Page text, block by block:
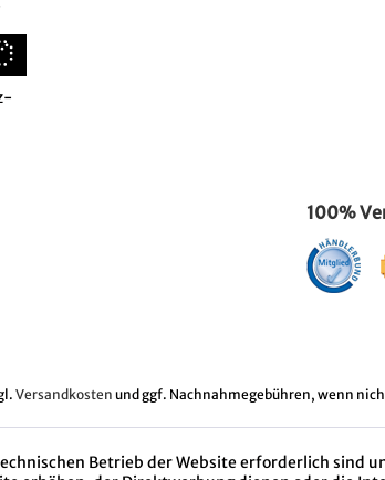
100%
Versandkosten und ggf. Nachnahmegebühren, wenn
Betrieb der Website erforderlich sind